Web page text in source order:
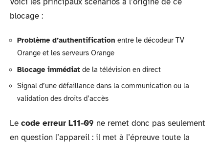
blocage :
Problème d’authentification entre le décodeur TV
Orange et les serveurs Orange
Blocage immédiat de la télévision en direct
Signal d’une défaillance dans la communication ou la
validation des droits d’accès
Le code erreur L11-09 ne remet donc pas seulement
en question l’appareil : il met à l’épreuve toute la